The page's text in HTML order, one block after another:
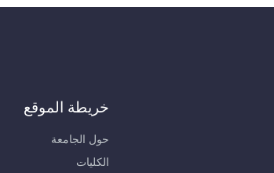
خريطة الموقع
حول الجامعة
الكليات